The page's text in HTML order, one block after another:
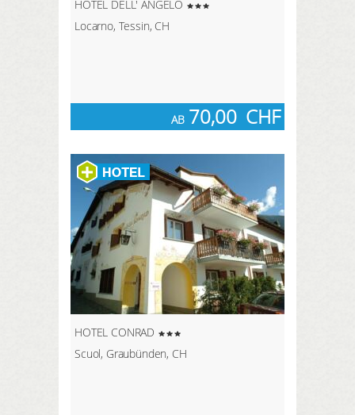
HOTEL DELL' ANGELO
Locarno, Tessin, CH
AB70,00 CHF
HOTEL CONRAD
Scuol, Graubünden, CH